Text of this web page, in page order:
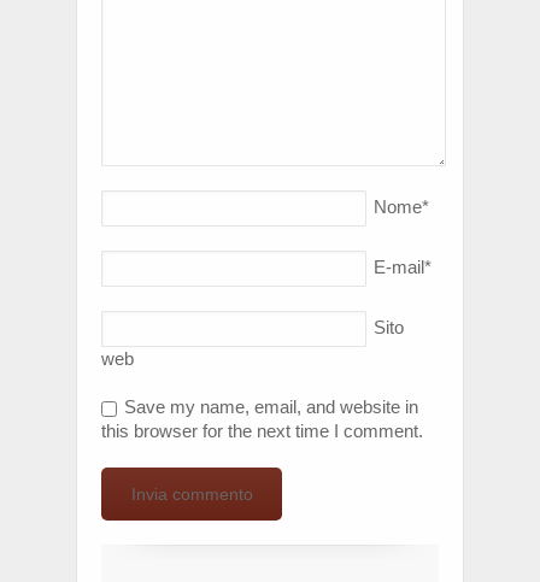
Nome*
E-mail*
Sito
web
Save my name, email, and website in
this browser for the next time I comment.